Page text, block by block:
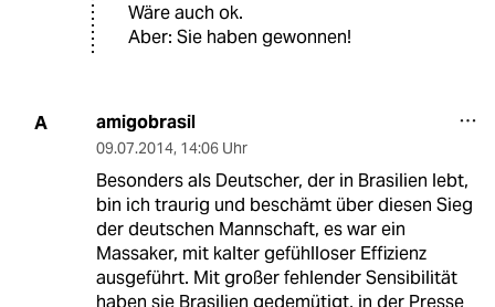
Wäre auch ok.
Aber: Sie haben gewonnen!
A amigobrasil
09.07.2014, 14:06 Uhr
Besonders als Deutscher, der in Brasilien lebt,
bin ich traurig und beschämt über diesen Sieg
der deutschen Mannschaft, es war ein
Massaker, mit kalter gefühlloser Effizienz
ausgeführt. Mit großer fehlender Sensibilität
haben sie Brasilien gedemütigt, in der Presse